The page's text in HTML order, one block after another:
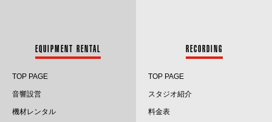
2024.2
2023.12
EQUIPMENT RENTAL
TOP PAGE
音響設営
機材レンタル
RECORDING
TOP PAGE
スタジオ紹介
料金表